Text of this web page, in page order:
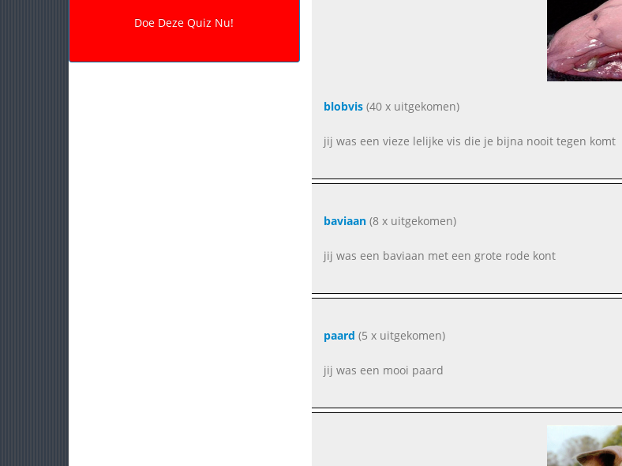
blobvis(40 x uitgekomen)
jij was een vieze lelijke vis die je bijna nooit tegen komt
baviaan(8 x uitgekomen)
jij was een baviaan met een grote rode kont
paard (5 x uitgekomen)
jij was een mooi paard